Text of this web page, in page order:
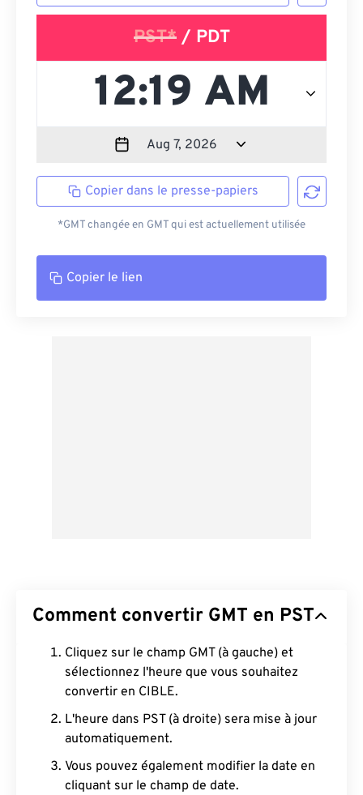
PST*/ PDT
Copier dans le presse-papiers
*GMT changée en GMT qui est actuellement utilisée
Copier le lien
Comment convertir GMT en PST
Cliquez sur le champ GMT (à gauche) et
sélectionnez l'heure que vous souhaitez
convertir en CIBLE.
L'heure dans PST (à droite) sera mise à jour
automatiquement.
Vous pouvez également modifier la date en
cliquant sur le champ de date.